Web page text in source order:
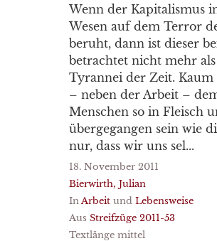
Wenn der Kapitalismus
Wesen auf dem Terror
beruht, dann ist dieser
betrachtet nicht mehr
Tyrannei der Zeit. Kaum
– neben der Arbeit –
Menschen so in Fleisch
übergegangen sein wie
nur, dass wir uns sel...
18. November 2011
Bierwirth, Julian
In Arbeit und Lebensweise
Aus Streifzüge 2011-53
Textlänge mittel